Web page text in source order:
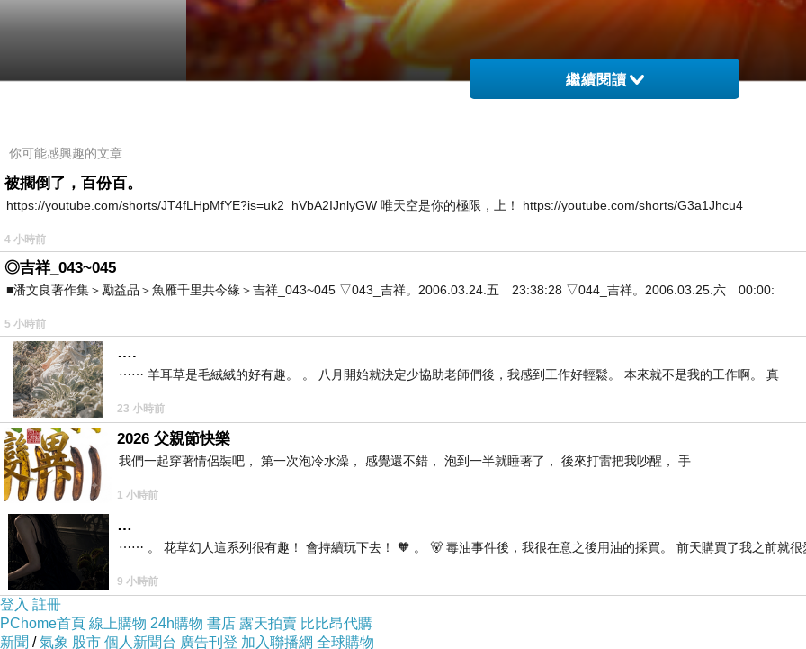
.
兩個人的婚姻
如何靠一個人維持
？
--雲子修
*圖文原創，請勿轉載抄襲*
.
.
繼續閱讀
你可能感興趣的文章
被擱倒了，百份百。
https://youtube.com/shorts/JT4fLHpMfYE?is=uk2_hVbA2IJnlyGW 唯天空是你的極限，上！ https://youtube.com/shorts/G3a1Jhcu4
4 小時前
◎吉祥_043~045
■潘文良著作集＞勵益品＞魚雁千里共今緣＞吉祥_043~045 ▽043_吉祥。2006.03.24.五 23:38:28 ▽044_吉祥。2006.03.25.六 00:00:
5 小時前
….
⋯⋯ 羊耳草是毛絨絨的好有趣。 。 八月開始就決定少協助老師們後，我感到工作好輕鬆。 本來就不是我的工作啊。 真
23 小時前
2026 父親節快樂
我們一起穿著情侶裝吧， 第一次泡冷水澡， 感覺還不錯， 泡到一半就睡著了， 後來打雷把我吵醒， 手
1 小時前
…
⋯⋯ 。 花草幻人這系列很有趣！ 會持續玩下去！ 🧡 。 🐻 毒油事件後，我很在意之後用油的採買。 前天購買了我之前就很
9 小時前
登入 註冊
PChome首頁 線上購物 24h購物 書店 露天拍賣 比比昂代購
新聞 /氣象 股市 個人新聞台 廣告刊登 加入聯播網 全球購物